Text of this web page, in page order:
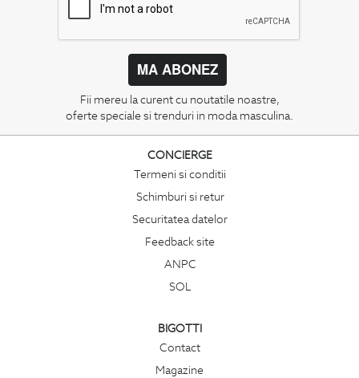
MA ABONEZ
Fii mereu la curent cu noutatile noastre,
oferte speciale si trenduri in moda masculina.
CONCIERGE
Termeni si conditii
Schimburi si retur
Securitatea datelor
Feedback site
ANPC
SOL
BIGOTTI
Contact
Magazine